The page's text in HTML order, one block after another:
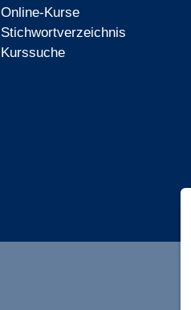
Online-Kurse
Stichwortverzeichnis
Kurssuche